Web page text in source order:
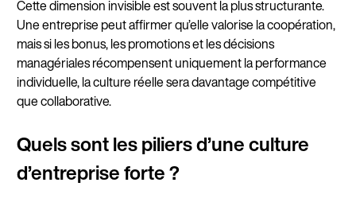
Cette dimension invisible est souvent la plus structurante.
Une entreprise peut affirmer qu’elle valorise la coopération,
mais si les bonus, les promotions et les décisions
managériales récompensent uniquement la performance
individuelle, la culture réelle sera davantage compétitive
que collaborative.
Quels sont les piliers d’une culture
d’entreprise forte ?